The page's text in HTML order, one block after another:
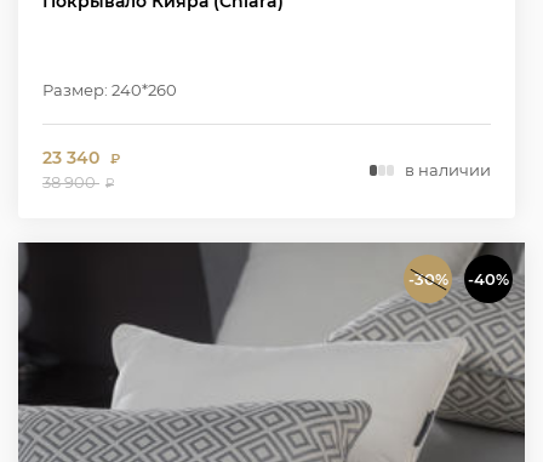
Размер: 240*260
23 340 ₽
38 900 ₽
в наличии
-30% -40%